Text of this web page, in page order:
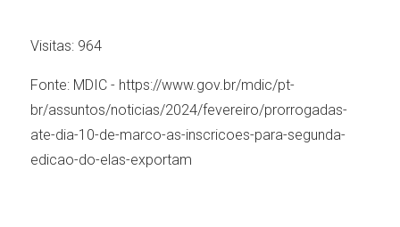
Visitas:964
Fonte:MDIC - https://www.gov.br/mdic/pt-
br/assuntos/noticias/2024/fevereiro/prorrogadas-
ate-dia-10-de-marco-as-inscricoes-para-segunda-
edicao-do-elas-exportam